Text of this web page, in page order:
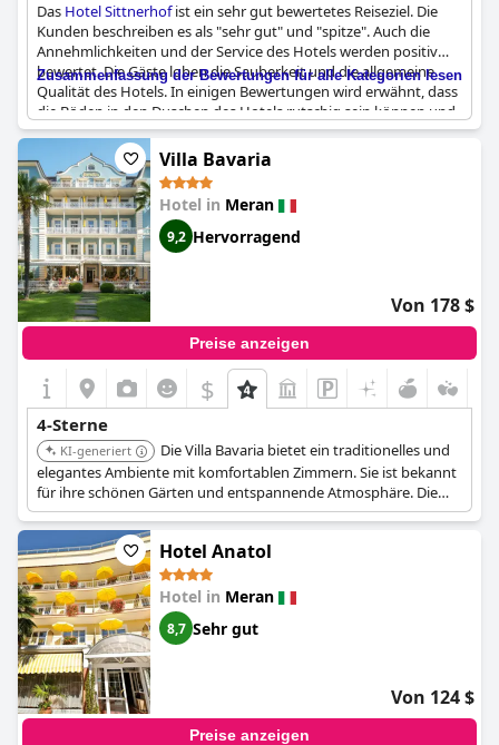
Das Hotel Sittnerhofist ein sehr gut bewertetes Reiseziel. Die
Kunden beschreiben es als "sehr gut" und "spitze". Auch die
Annehmlichkeiten und der Service des Hotels werden positiv
bewertet. Die Gäste loben die Sauberkeit und die allgemeine
Qualität des Hotels. In einigen Bewertungen wird erwähnt, dass
die Böden in den Duschen des Hotels rutschig sein können und
daher für Senioren nicht geeignet sind und dass die Garage des
Hotels nicht ideal für größere Fahrzeuge ist. Trotz dieser kleinen
Probleme bewerten die Besucher das
empfehlen es als erstklassiges Ziel für einen luxuriösen und
entspannenden Urlaub.
Zusammenfassung der Bewertungen für alle Kategorien lesen
Villa Bavaria
Hotel in Meran
9,2 Hervorragend
Von 178 $
Preise anzeigen
$
4-Sterne
KI-generiert
Die Villa Bavaria bietet ein traditionelles und
elegantes Ambiente mit komfortablen Zimmern. Sie ist bekannt
für ihre schönen Gärten und entspannende Atmosphäre. Die
Villa bietet eine Mischung aus klassischem Charme und
modernem Komfort.
Hotel Anatol
Hotel in Meran
8,7 Sehr gut
Von 124 $
Preise anzeigen